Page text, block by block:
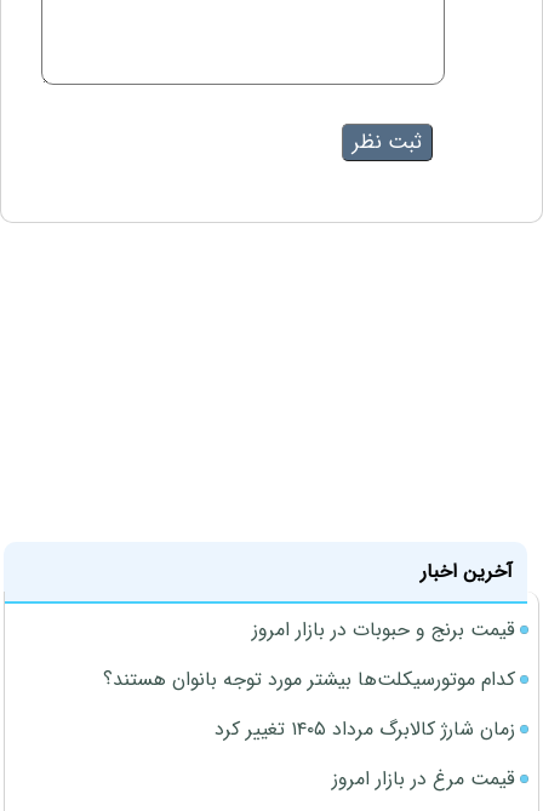
آخرین اخبار
قیمت برنج و حبوبات در بازار امروز
کدام موتورسیکلت‌ها بیشتر مورد توجه بانوان هستند؟
زمان شارژ کالابرگ مرداد ۱۴۰۵ تغییر کرد
قیمت مرغ در بازار امروز